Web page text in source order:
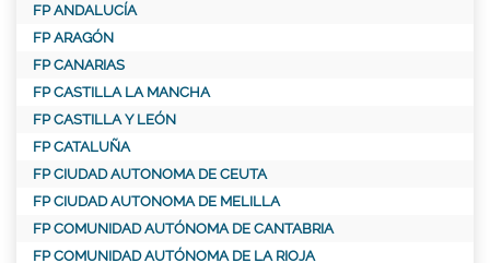
FP ANDALUCÍA
FP ARAGÓN
FP CANARIAS
FP CASTILLA LA MANCHA
FP CASTILLA Y LEÓN
FP CATALUÑA
FP CIUDAD AUTONOMA DE CEUTA
FP CIUDAD AUTONOMA DE MELILLA
FP COMUNIDAD AUTÓNOMA DE CANTABRIA
FP COMUNIDAD AUTÓNOMA DE LA RIOJA